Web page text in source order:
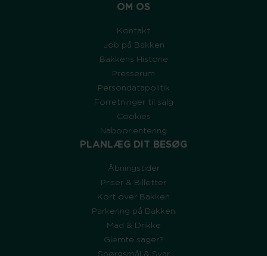
OM OS
Kontakt
Job på Bakken
Bakkens Historie
Presserum
Persondatapolitik
Forretninger til salg
Cookies
Naboorientering
PLANLÆG DIT BESØG
Åbningstider
Priser & Billetter
Kort over Bakken
Parkering på Bakken
Mad & Drikke
Glemte sager?
Spørgsmål & Svar